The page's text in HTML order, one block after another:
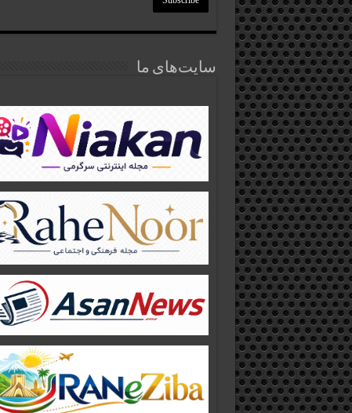
سایت‌های ما